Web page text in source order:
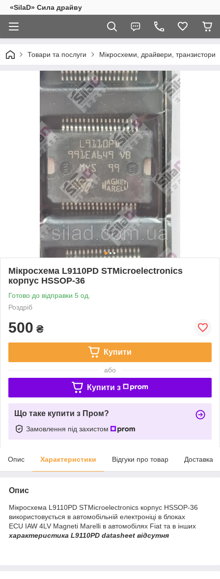
«SilaD» Сила драйву
Товари та послуги Мікросхеми, драйвери, транзистори
Мікросхема L9110PD STMicroelectronics
корпус HSSOP-36
Готово до відправки 5 од.
Роздріб
500 ₴
Купити
або
Купити з
Що таке купити з Пром?
Замовлення під захистом
Опис Характеристики Відгуки про товар Доставка
Опис
Мікросхема L9110PD STMicroelectronics корпус HSSOP-36
використовується в автомобільній електроніці в блоках
ECU IAW 4LV Magneti Marelli в автомобілях Fiat та в інших
характеристика L9110PD datasheet відсутня